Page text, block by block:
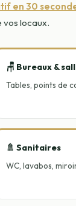
en 30
vos locaux.
🪑 Bureaux &
Tables, points de
🚿 Sanitaires
WC, lavabos,